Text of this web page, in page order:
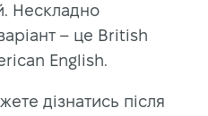
Нескладно
– це British
English.
дізнатись після